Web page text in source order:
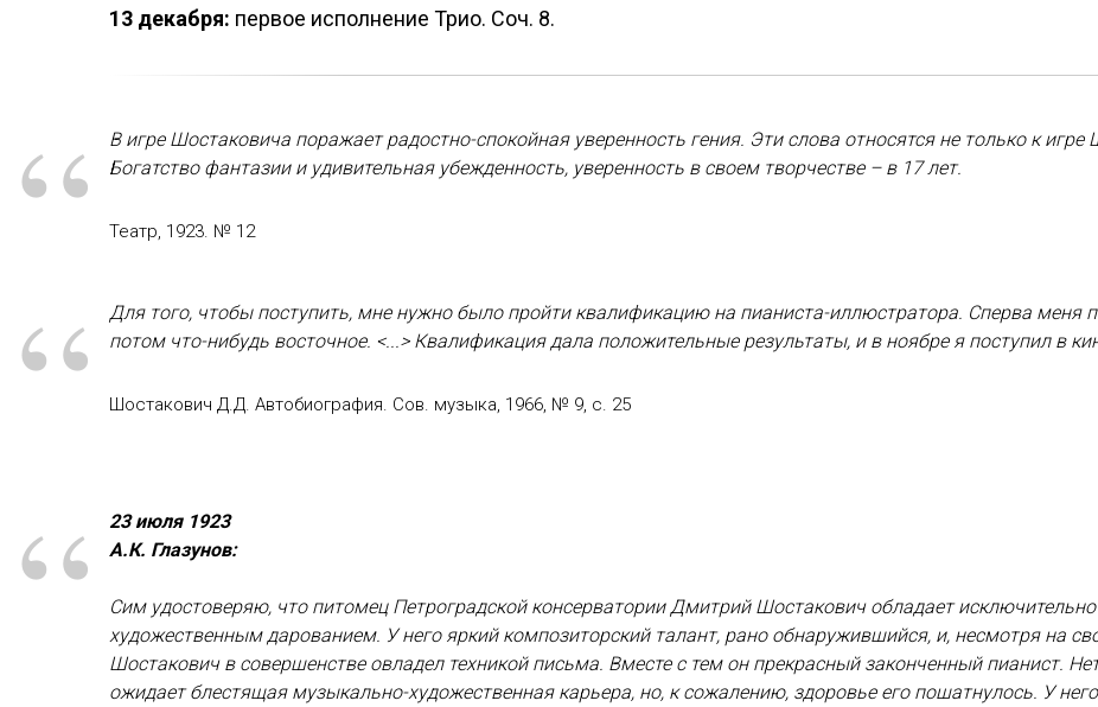
13 декабря: первое исполнение Трио. Соч. 8.
“
В игре Шостаковича поражает радостно-спокойная уверенность гения. Эти слова относятся не только к
Богатство фантазии и удивительная убежденность, уверенность в своем творчестве – в 17 лет.
Театр, 1923. № 12
“
Для того, чтобы поступить, мне нужно было пройти квалификацию на пианиста-иллюстратора. Сперва меня
потом что-нибудь восточное. <...> Квалификация дала положительные результаты, и в ноябре я поступил в
Шостакович Д.Д. Автобиография. Сов. музыка, 1966, № 9, с. 25
“
23 июля 1923
А.К. Глазунов:
Сим удостоверяю, что питомец Петроградской консерватории Дмитрий Шостакович обладает
художественным дарованием. У него яркий композиторский талант, рано обнаружившийся, и, несмотря на
Шостакович в совершенстве овладел техникой письма. Вместе с тем он прекрасный законченный пианист.
ожидает блестящая музыкально-художественная карьера, но, к сожалению, здоровье его пошатнулось. У